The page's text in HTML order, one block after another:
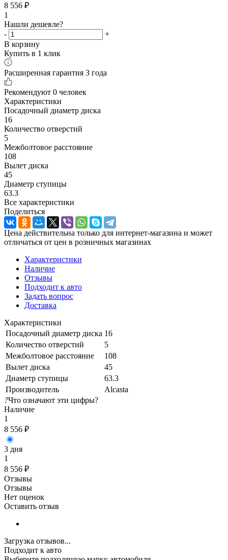
8 556 ₽
1
Нашли дешевле?
-
+
В корзину
Купить в 1 клик
Расширенная гарантия 3 года
Рекомендуют 0 человек
Характеристики
Посадочный диаметр диска
16
Количество отверстий
5
Межболтовое расстояние
108
Вылет диска
45
Диаметр ступицы
63.3
Все характеристики
Поделиться
Цена действительна только для интернет-магазина и может
отличаться от цен в розничных магазинах
Характеристики
Наличие
Отзывы
Подходит к авто
Задать вопрос
Доставка
Характеристики
Посадочный диаметр диска 16
Количество отверстий
5
Межболтовое расстояние
108
Вылет диска
45
Диаметр ступицы
63.3
Производитель
Alcasta
?Что означают эти цифры?
Наличие
1
8 556 ₽
3 дня
1
8 556 ₽
Отзывы
Отзывы
Нет оценок
Оставить отзыв
Загрузка отзывов...
Подходит к авто